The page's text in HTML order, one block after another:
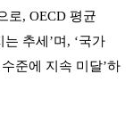
로, OECD 평균
추세 ’며 , ‘국가
수준에 지속 미달’하